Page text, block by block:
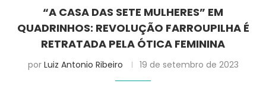
“A CASA DAS SETE MULHERES” EM
QUADRINHOS: REVOLUÇÃO FARROUPILHA É
RETRATADA PELA ÓTICA FEMININA
por Luiz Antonio Ribeiro 19 de setembro de 2023